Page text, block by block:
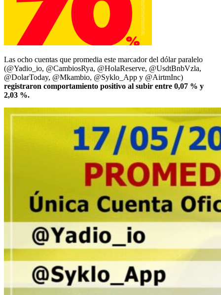
Las ocho cuentas que promedia este marcador del dólar paralelo
(@Yadio_io, @CambiosRya, @HolaReserve, @UsdtBnbVzla,
@DolarToday, @Mkambio, @Syklo_App y @AirtmInc)
registraron comportamiento positivo al subir entre 0,07 % y
2,03 %.